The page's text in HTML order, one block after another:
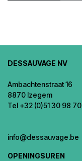
DESSAUVAGE NV
Ambachtenstraat 16
8870 Izegem
Tel +32 (0)51 30 98 70
info@dessauvage.be
OPENINGSUREN